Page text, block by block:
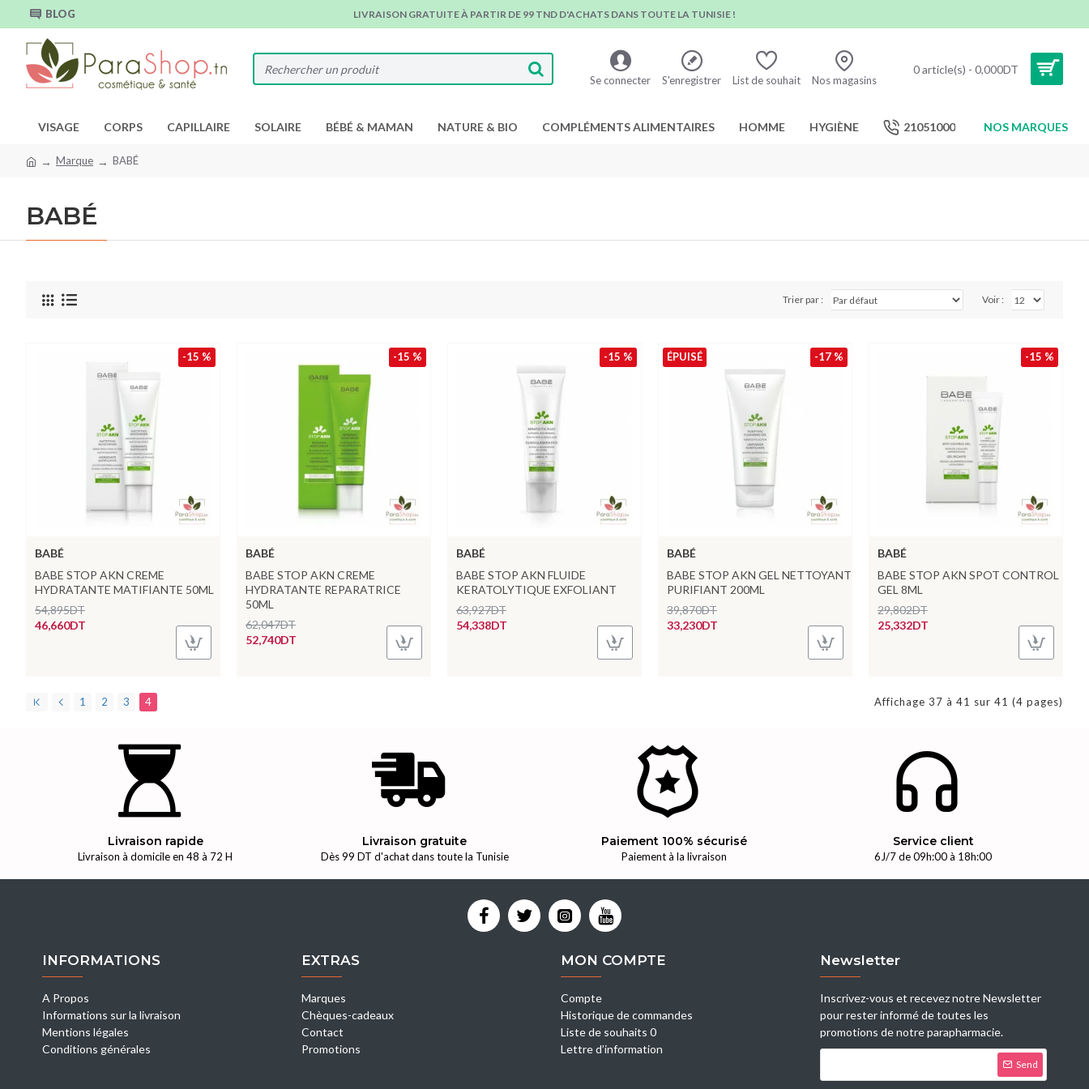
BLOG LIVRAISON GRATUITE À PARTIR DE 99 TND D'ACHATS DANS TOUTE LA TUNISIE !
Se connecter S'enregistrer List de souhait Nos magasins
0 article(s) - 0,000DT
VISAGE CORPS CAPILLAIRE SOLAIRE BÉBÉ & MAMAN NATURE & BIO COMPLÉMENTS ALIMENTAIRES HOMME HYGIÈNE 21051000 NOS MARQUES
Marque BABÉ
BABÉ
Trier par : Voir :
-15 %
BABÉ
BABE STOP AKN CREME
HYDRATANTE MATIFIANTE 50ML
46,660DT
54,895DT
-15 %
BABÉ
BABE STOP AKN CREME
HYDRATANTE REPARATRICE
50ML
52,740DT
62,047DT
-15 %
BABÉ
BABE STOP AKN FLUIDE
KERATOLYTIQUE EXFOLIANT
54,338DT
63,927DT
-17 %
ÉPUISÉ
BABÉ
BABE STOP AKN GEL NETTOYANT
PURIFIANT 200ML
33,230DT
39,870DT
-15 %
BABÉ
BABE STOP AKN SPOT CONTROL
GEL 8ML
25,332DT
29,802DT
1 2 3 4 Affichage 37 à 41 sur 41 (4 pages)
Livraison rapide
Livraison à domicile en 48 à 72 H
Livraison gratuite
Dès 99 DT d'achat dans toute la Tunisie
Paiement 100% sécurisé
Paiement à la livraison
Service client
6J/7 de 09h:00 à 18h:00
INFORMATIONS
A Propos
Informations sur la livraison
Mentions légales
Conditions générales
EXTRAS
Marques
Chèques-cadeaux
Contact
Promotions
MON COMPTE
Compte
Historique de commandes
Liste de souhaits 0
Lettre d’information
Newsletter
Inscrivez-vous et recevez notre Newsletter
pour rester informé de toutes les
promotions de notre parapharmacie.
Send